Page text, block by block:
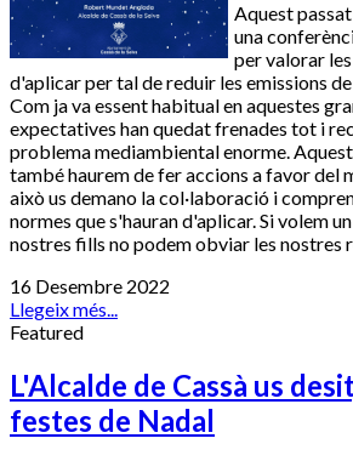
Aquest
una
per valorar
d'aplicar per tal de reduir les emissions
Com ja va essent habitual en aquestes
expectatives han quedat frenades tot i
problema mediambiental enorme.
també haurem de fer accions a favor del
això us demano la col·laboració i
normes que s'hauran d'aplicar. Si volem
nostres fills no podem obviar les nostres
16 Desembre 2022
Llegeix més...
Featured
L'Alcalde de Cassà us
festes de Nadal